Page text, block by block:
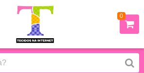
0